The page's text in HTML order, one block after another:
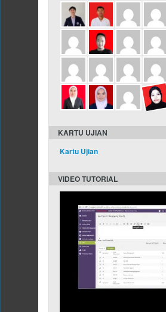
KARTU UJIAN
Kartu Ujian
VIDEO TUTORIAL